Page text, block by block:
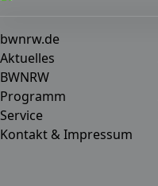
bwnrw.de
Aktuelles
BWNRW
Programm
Service
Kontakt & Impressum